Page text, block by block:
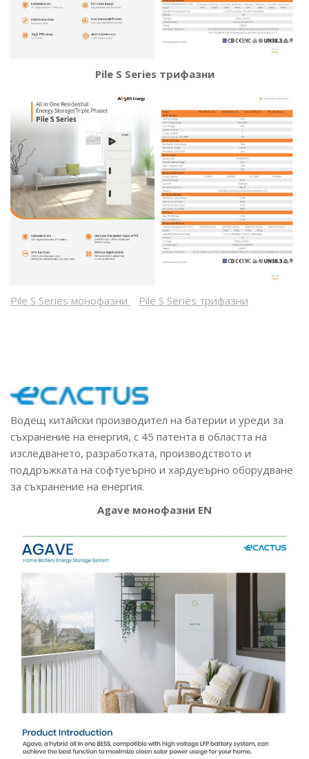
Pile S Series трифазни
Pile S Series монофазни Pile S Series трифазни
Водещ китайски производител на батерии и уреди за
съхранение на енергия, с 45 патента в областта на
изследването, разработката, производството и
поддръжката на софтуеърно и хардуеърно оборудване
за съхранение на енергия.
Agave монофазни EN